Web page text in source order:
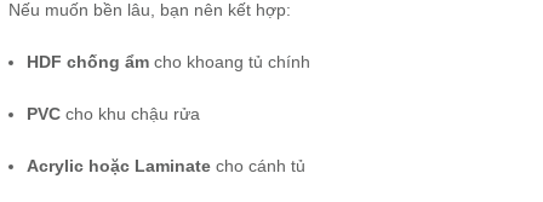
Nếu muốn bền lâu, bạn nên kết hợp:
HDF chống ẩm cho khoang tủ chính
PVC cho khu chậu rửa
Acrylic hoặc Laminate cho cánh tủ